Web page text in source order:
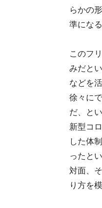
らかの
準にな
このフ
みだと
などを
徐々に
だ、と
新型コ
した体
ったと
対面、
り方を